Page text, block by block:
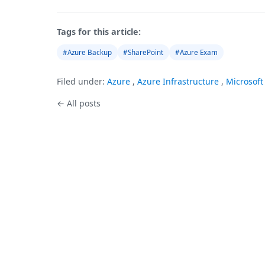
Tags for this article:
#Azure Backup #SharePoint #Azure Exam
Filed under: Azure , Azure Infrastructure , Microsoft
← All posts